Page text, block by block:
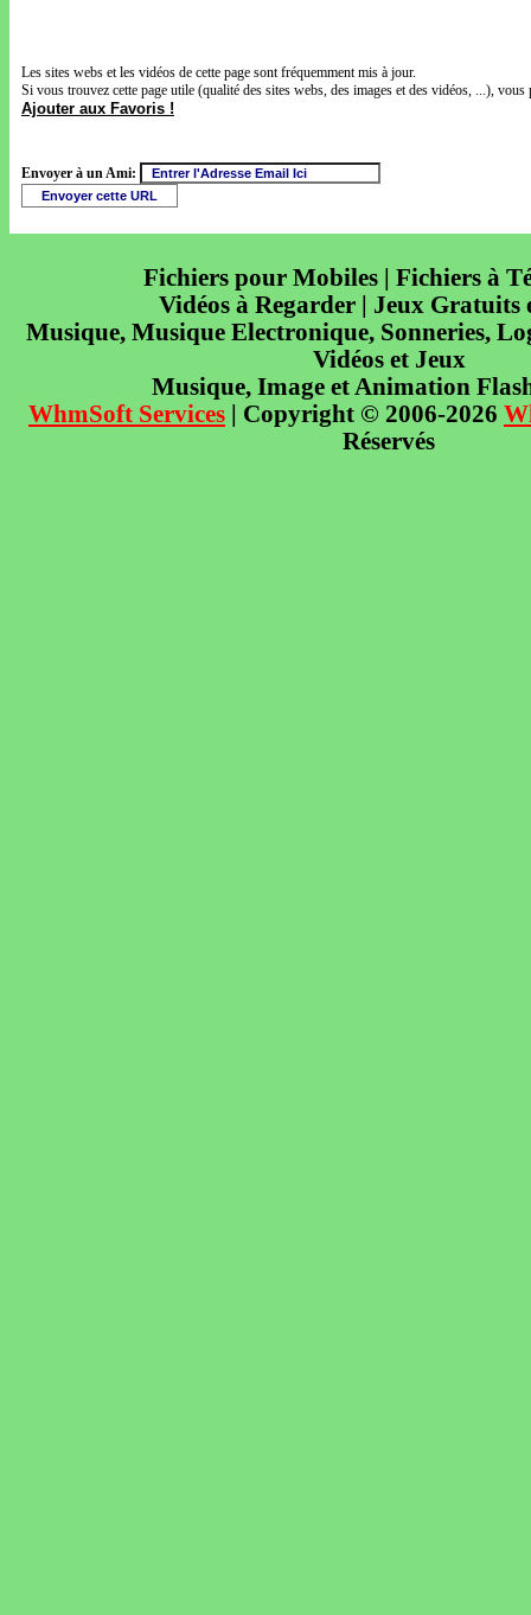
Les sites webs et les vidéos de cette page sont fréquemment mis à jour.
Si vous trouvez cette page utile (qualité des sites webs, des images et des vidéos, ...),
Ajouter aux Favoris !
Envoyer à un Ami:
Fichiers pour Mobiles | Fichiers à
Vidéos à Regarder | Jeux Gratuits
Musique, Musique Electronique, Sonneries,
Vidéos et Jeux
Musique, Image et Animation
WhmSoft Services | Copyright © 2006-2026
Réservés